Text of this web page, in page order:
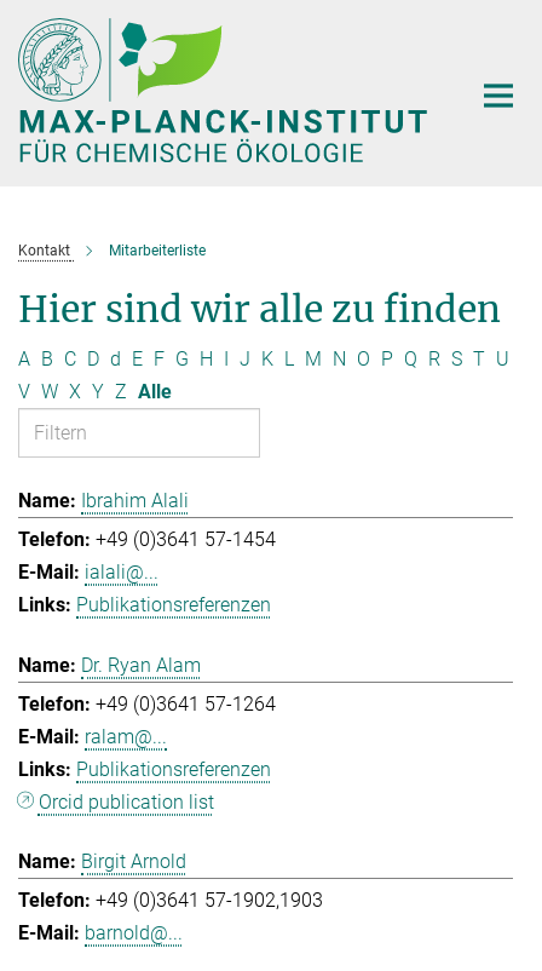
Hauptinhalt
Kontakt Mitarbeiterliste
Hier sind wir alle zu finden
A B C D d E F G H I J K L M N O P Q R S T U
V W X Y Z Alle
Ibrahim Alali
+49 (0)3641 57-1454
ialali@...
Publikationsreferenzen
Dr. Ryan Alam
+49 (0)3641 57-1264
ralam@...
Publikationsreferenzen
Orcid publication list
Birgit Arnold
+49 (0)3641 57-1902,1903
barnold@...